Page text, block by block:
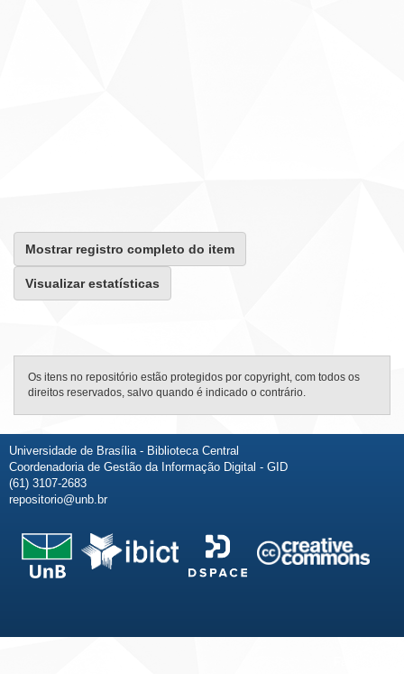
Mostrar registro completo do item
Visualizar estatísticas
Os itens no repositório estão protegidos por copyright, com todos os
direitos reservados, salvo quando é indicado o contrário.
Universidade de Brasília - Biblioteca Central
Coordenadoria de Gestão da Informação Digital - GID
(61) 3107-2683
repositorio@unb.br